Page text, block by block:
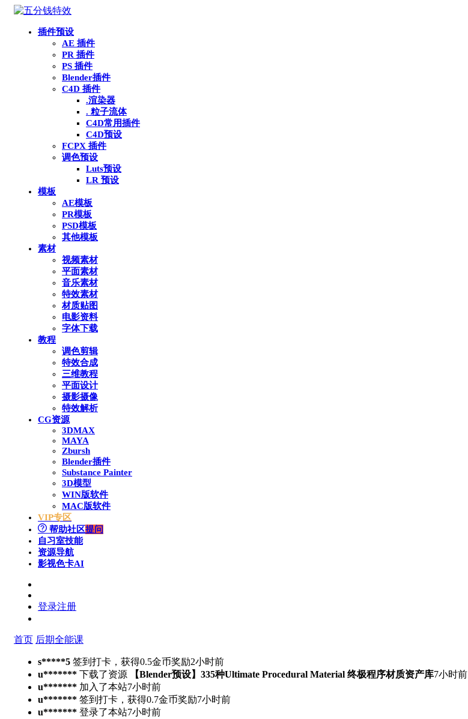
插件预设
AE 插件
PR 插件
PS 插件
Blender插件
C4D 插件
.渲染器
. 粒子流体
C4D常用插件
C4D预设
FCPX 插件
调色预设
Luts预设
LR 预设
模板
AE模板
PR模板
PSD模板
其他模板
素材
视频素材
平面素材
音乐素材
特效素材
材质贴图
电影资料
字体下载
教程
调色剪辑
特效合成
三维教程
平面设计
摄影摄像
特效解析
CG资源
3DMAX
MAYA
Zbursh
Blender插件
Substance Painter
3D模型
WIN版软件
MAC版软件
VIP专区
帮助社区提问
自习室技能
资源导航
影视色卡AI
登录注册
首页 后期全能课
s*****5 签到打卡，获得0.5金币奖励2小时前
u******* 下载了资源 【Blender预设】335种Ultimate Procedural Material 终极程序材质资产库7小时前
u******* 加入了本站7小时前
u******* 签到打卡，获得0.7金币奖励7小时前
u******* 登录了本站7小时前